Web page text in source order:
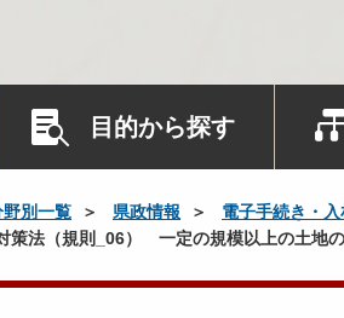
目的から探す
野別一覧 県政情報 電子手続き・
策法（規則_06） 一定の規模以上の土地